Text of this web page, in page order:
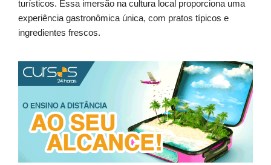
turísticos. Essa imersão na cultura local proporciona uma
experiência gastronômica única, com pratos típicos e
ingredientes frescos.